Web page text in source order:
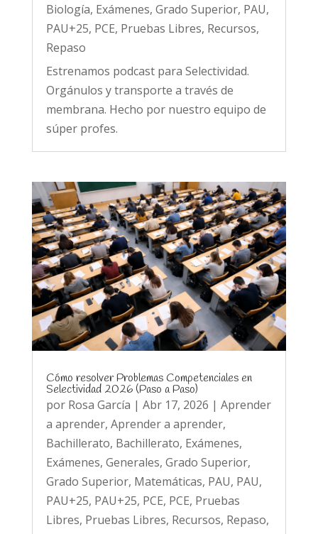
Biología, Exámenes, Grado Superior, PAU,
PAU+25, PCE, Pruebas Libres, Recursos,
Repaso
Estrenamos podcast para Selectividad.
Orgánulos y transporte a través de
membrana. Hecho por nuestro equipo de
súper profes.
Cómo resolver Problemas Competenciales en
Selectividad 2026 (Paso a Paso)
por Rosa García | Abr 17, 2026 | Aprender
a aprender, Aprender a aprender,
Bachillerato, Bachillerato, Exámenes,
Exámenes, Generales, Grado Superior,
Grado Superior, Matemáticas, PAU, PAU,
PAU+25, PAU+25, PCE, PCE, Pruebas
Libres, Pruebas Libres, Recursos, Repaso,